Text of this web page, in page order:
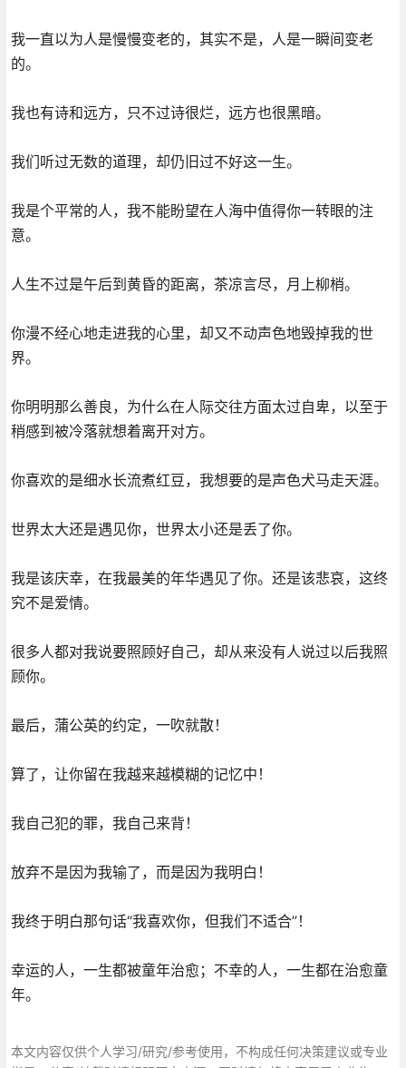
我一直以为人是慢慢变老的，其实不是，人是一瞬间变老
的。
我也有诗和远方，只不过诗很烂，远方也很黑暗。
我们听过无数的道理，却仍旧过不好这一生。
我是个平常的人，我不能盼望在人海中值得你一转眼的注
意。
人生不过是午后到黄昏的距离，茶凉言尽，月上柳梢。
你漫不经心地走进我的心里，却又不动声色地毁掉我的世
界。
你明明那么善良，为什么在人际交往方面太过自卑，以至于
稍感到被冷落就想着离开对方。
你喜欢的是细水长流煮红豆，我想要的是声色犬马走天涯。
世界太大还是遇见你，世界太小还是丢了你。
我是该庆幸，在我最美的年华遇见了你。还是该悲哀，这终
究不是爱情。
很多人都对我说要照顾好自己，却从来没有人说过以后我照
顾你。
最后，蒲公英的约定，一吹就散！
算了，让你留在我越来越模糊的记忆中！
我自己犯的罪，我自己来背！
放弃不是因为我输了，而是因为我明白！
我终于明白那句话“我喜欢你，但我们不适合”！
幸运的人，一生都被童年治愈；不幸的人，一生都在治愈童
年。
本文内容仅供个人学习/研究/参考使用，不构成任何决策建议或专业